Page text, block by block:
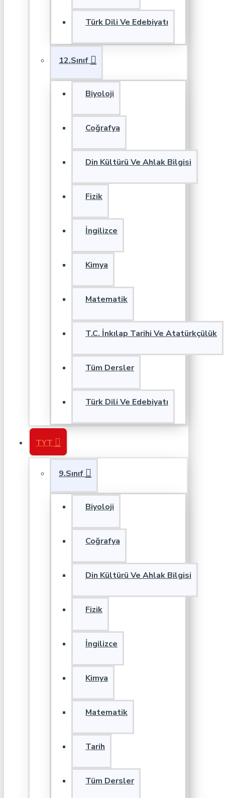
Türk Dili Ve Edebiyatı
12.Sınıf
Biyoloji
Coğrafya
Din Kültürü Ve Ahlak Bilgisi
Fizik
İngilizce
Kimya
Matematik
T.C. İnkılap Tarihi Ve Atatürkçülük
Tüm Dersler
Türk Dili Ve Edebiyatı
TYT
9.Sınıf
Biyoloji
Coğrafya
Din Kültürü Ve Ahlak Bilgisi
Fizik
İngilizce
Kimya
Matematik
Tarih
Tüm Dersler